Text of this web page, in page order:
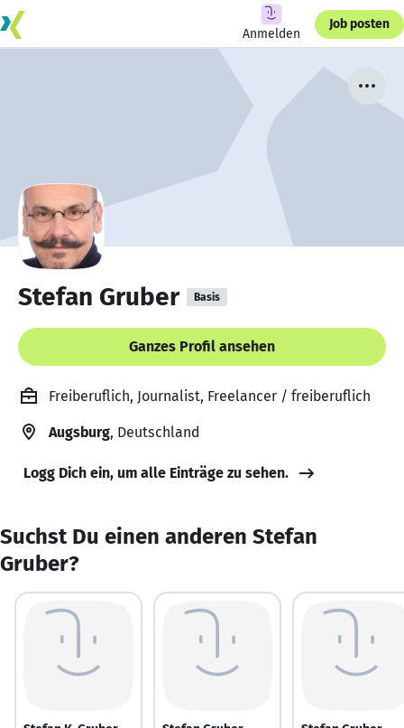
Anmelden
Job posten
Stefan Gruber Basis
Ganzes Profil ansehen
Freiberuflich, Journalist, Freelancer / freiberuflich
Augsburg, Deutschland
Logg Dich ein, um alle Einträge zu sehen.
Suchst Du einen anderen Stefan
Gruber?